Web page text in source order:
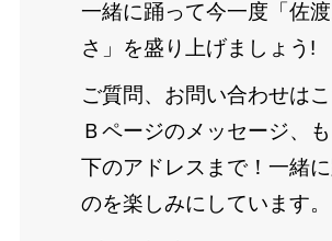
一緒に踊って今一度「佐
さ」を盛り上げましょう!
ご質問、お問い合わせはこ
Ｂページのメッセージ、
下のアドレスまで！一緒
のを楽しみにしています。